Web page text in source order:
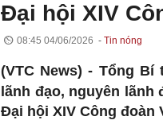
Đại hội XIV
08:45 04/06/2026 Tin nóng
(VTC News) - Tổng Bí
lãnh đạo, nguyên
Đại hội XIV Công đoàn